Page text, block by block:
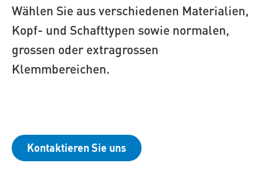
Wählen Sie aus verschiedenen Materialien,
Kopf- und Schafttypen sowie normalen,
grossen oder extragrossen
Klemmbereichen.
Kontaktieren Sie uns